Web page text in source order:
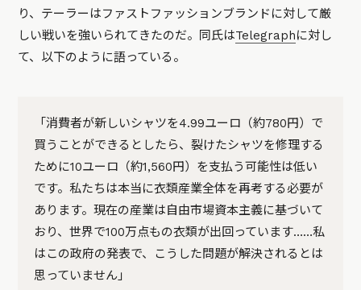
り、テーラーはファストファッションブランドに対して厳
しい戦いを強いられてきたのだ。同氏はTelegraphに対し
て、以下のように語っている。
「消費者が新しいシャツを4.99ユーロ（約780円）で
買うことができるとしたら、裂けたシャツを修理する
ために10ユーロ（約1,560円）を支払う可能性は低い
です。私たちは本当に衣類産業全体を再考する必要が
あります。現在の産業は自由市場資本主義に基づいて
おり、世界で100万点もの衣類が出回っています……私
はこの政府の発表で、こうした問題が解決されるとは
思っていません」